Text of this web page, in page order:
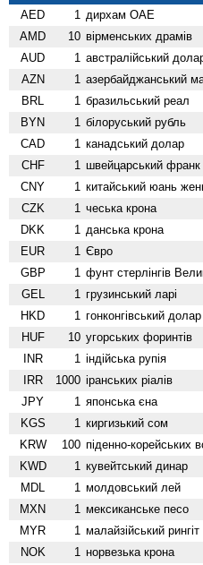
AED
1 дирхам ОАЕ
AMD 10 вiрменських драмів
AUD 1 австралійський
AZN 1 азербайджанський
BRL 1 бразильський реал
BYN 1 білоруський рубль
CAD 1 канадський долар
CHF 1 швейцарський франк
CNY 1 китайський юань
CZK 1 чеська крона
DKK 1 данська крона
EUR 1 Євро
GBP 1 фунт стерлінгів
GEL 1 грузинський ларі
HKD 1 гонконгівський долар
HUF 10 угорських форинтів
INR 1 індійська рупія
IRR 1000 іранських ріалів
JPY 1 японська єна
KGS 1 киргизький сом
KRW 100 піденно-корейських
KWD 1 кувейтський динар
MDL 1 молдовський лей
MXN 1 мексиканське песо
MYR 1 малайзійський рингіт
NOK 1 норвезька крона